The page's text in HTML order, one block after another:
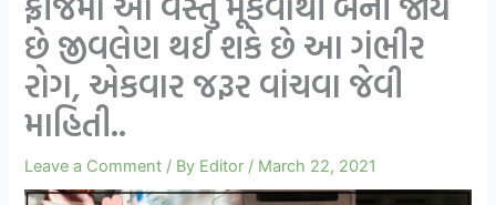
છે જીવલેણ થઈ શકે છે આ ગંભીર
રોગ, એકવાર જરૂર વાંચવા જેવી
માહિતી..
Leave a Comment / By Editor / March 22, 2021